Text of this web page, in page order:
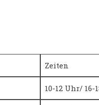
Zeiten
10-12 Uhr/ 16-